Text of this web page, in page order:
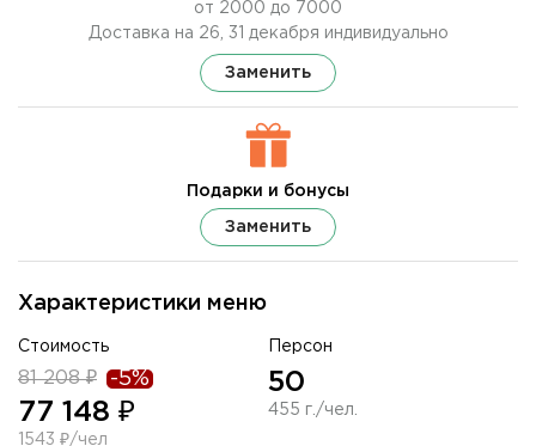
Характеристики меню
Стоимость
81 208 ₽ -5%
77 148 ₽
1543 ₽/чел
Персон
50
455 г./чел.
от 2000 до 7000
Доставка на 26, 31 декабря индивидуально
Заменить
Подарки и бонусы
Заменить